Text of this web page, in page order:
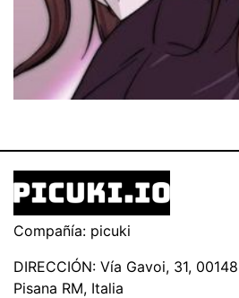
Compañía: picuki
DIRECCIÓN: Vía Gavoi, 31,
Pisana RM, Italia